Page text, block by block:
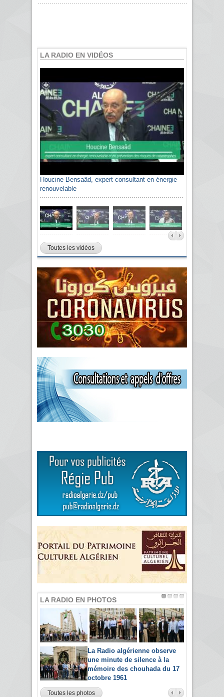
LA RADIO EN VIDÉOS
Houcine Bensaâd, expert consultant en énergie
renouvelable
Toutes les vidéos
LA RADIO EN PHOTOS
La Radio algérienne observe
une minute de silence à la
mémoire des chouhada du 17
octobre 1961
Toutes les photos